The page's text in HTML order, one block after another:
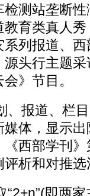
测站垄断
育类真人
列报道、
头行主题
》节目。
、报道、栏
体，显示
西部学刊
析和对推